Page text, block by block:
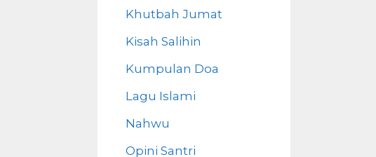
Khutbah Jumat
Kisah Salihin
Kumpulan Doa
Lagu Islami
Nahwu
Opini Santri